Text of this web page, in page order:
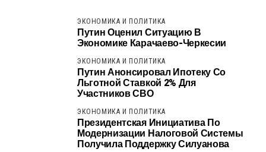
ЭКОНОМИКА И ПОЛИТИКА
Путин Оценил Ситуацию В
Экономике Карачаево-Черкесии
ЭКОНОМИКА И ПОЛИТИКА
Путин Анонсировал Ипотеку Со
Льготной Ставкой 2% Для
Участников СВО
ЭКОНОМИКА И ПОЛИТИКА
Президентская Инициатива По
Модернизации Налоговой Системы
Получила Поддержку Силуанова